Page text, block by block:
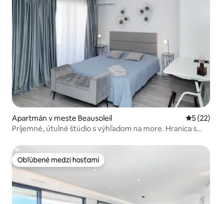
Apartmán v meste Beausoleil
5 (22)
Príjemné, útulné štúdio s výhľadom na more. Hranica s
Obľúbené medzi hosťami
Obľúbené medzi hosťami